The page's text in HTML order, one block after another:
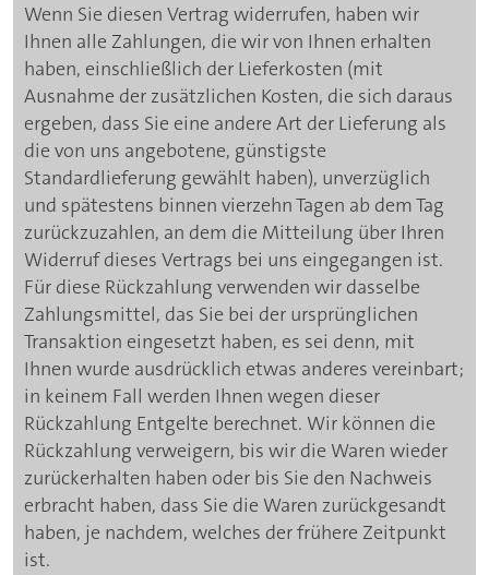
Wenn Sie diesen Vertrag widerrufen, haben wir
Ihnen alle Zahlungen, die wir von Ihnen erhalten
haben, einschließlich der Lieferkosten (mit
Ausnahme der zusätzlichen Kosten, die sich daraus
ergeben, dass Sie eine andere Art der Lieferung als
die von uns angebotene, günstigste
Standardlieferung gewählt haben), unverzüglich
und spätestens binnen vierzehn Tagen ab dem Tag
zurückzuzahlen, an dem die Mitteilung über Ihren
Widerruf dieses Vertrags bei uns eingegangen ist.
Für diese Rückzahlung verwenden wir dasselbe
Zahlungsmittel, das Sie bei der ursprünglichen
Transaktion eingesetzt haben, es sei denn, mit
Ihnen wurde ausdrücklich etwas anderes vereinbart;
in keinem Fall werden Ihnen wegen dieser
Rückzahlung Entgelte berechnet. Wir können die
Rückzahlung verweigern, bis wir die Waren wieder
zurückerhalten haben oder bis Sie den Nachweis
erbracht haben, dass Sie die Waren zurückgesandt
haben, je nachdem, welches der frühere Zeitpunkt
ist.